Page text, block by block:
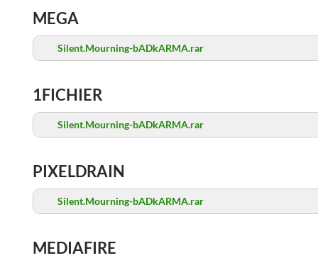
MEGA
Silent.Mourning-bADkARMA.rar
1FICHIER
Silent.Mourning-bADkARMA.rar
PIXELDRAIN
Silent.Mourning-bADkARMA.rar
MEDIAFIRE